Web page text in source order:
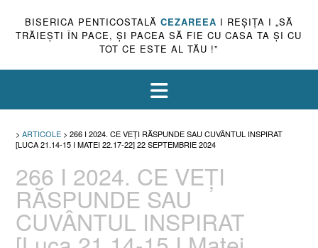
BISERICA PENTICOSTALĂ CEZAREEA I REŞIŢA I „SĂ
TRĂIEŞTI ÎN PACE, ŞI PACEA SĂ FIE CU CASA TA ŞI CU
TOT CE ESTE AL TĂU !”
> ARTICOLE > 266 I 2024. CE VEȚI RĂSPUNDE SAU CUVÂNTUL INSPIRAT
[LUCA 21.14-15 I MATEI 22.17-22] 22 SEPTEMBRIE 2024
266 I 2024. CE VEȚI
RĂSPUNDE SAU
CUVÂNTUL INSPIRAT